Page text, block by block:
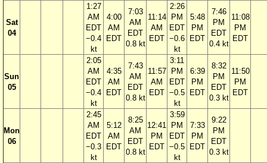
Sat
04
1:27
AM
EDT
−0.4
kt
4:00
AM
EDT
7:03
AM
EDT
0.8 kt
11:14
AM
EDT
2:26
PM
EDT
−0.6
kt
5:48
PM
EDT
7:46
PM
EDT
0.4 kt
11:08
PM
EDT
Sun
05
2:05
AM
EDT
−0.4
kt
4:35
AM
EDT
7:43
AM
EDT
0.8 kt
11:57
AM
EDT
3:11
PM
EDT
−0.5
kt
6:39
PM
EDT
8:32
PM
EDT
0.3 kt
11:50
PM
EDT
Mon
06
2:45
AM
EDT
−0.3
kt
5:12
AM
EDT
8:25
AM
EDT
0.8 kt
12:41
PM
EDT
3:59
PM
EDT
−0.5
kt
7:33
PM
EDT
9:22
PM
EDT
0.3 kt